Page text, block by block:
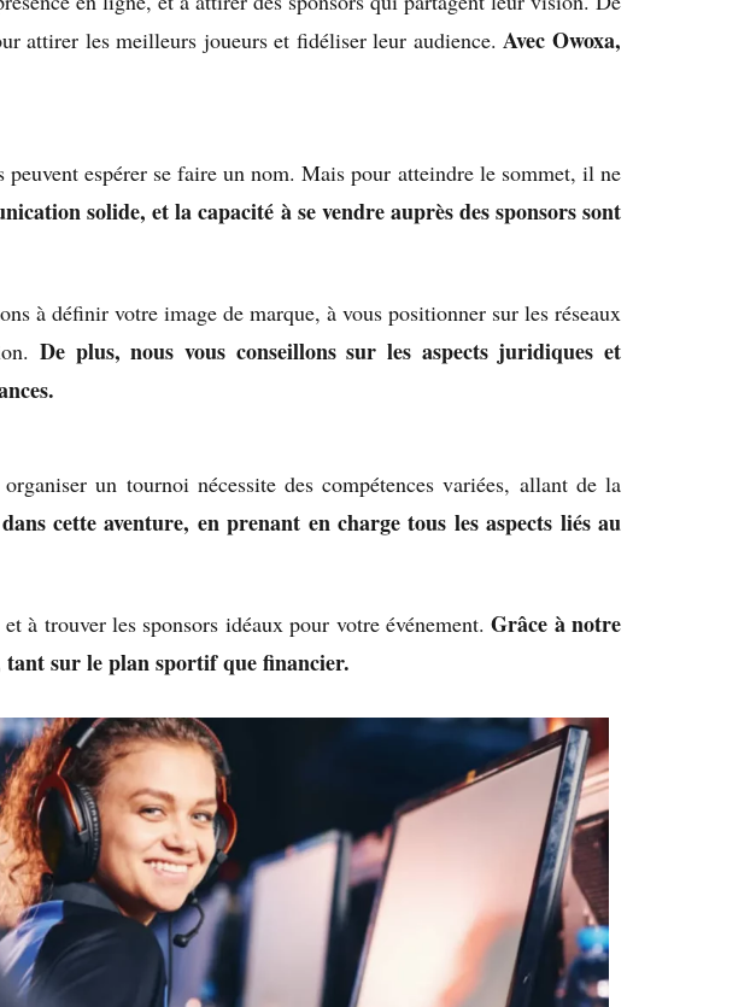
attirer les meilleurs joueurs et fidéliser leur audience.Avec Owoxa,
espérer se faire un nom. Mais pour atteindre le sommet, il ne
solide, et la capacité à se vendre auprès des sponsors sont
à définir votre image de marque, à vous positionner sur les réseaux
De plus, nous vous conseillons sur les aspects juridiques et
un tournoi nécessite des compétences variées, allant de la
cette aventure, en prenant en charge tous les aspects liés au
à trouver les sponsors idéaux pour votre événement.Grâce à notre
tant sur le plan sportif que financier.